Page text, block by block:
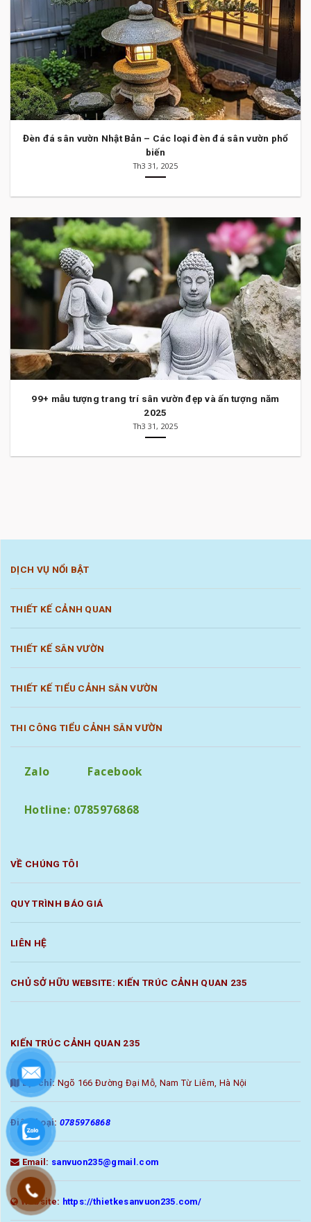
Đèn đá sân vườn Nhật Bản – Các loại đèn đá sân vườn phổ
biến
Th3 31, 2025
99+ mẫu tượng trang trí sân vườn đẹp và ấn tượng năm
2025
Th3 31, 2025
DỊCH VỤ NỔI BẬT
THIẾT KẾ CẢNH QUAN
THIẾT KẾ SÂN VƯỜN
THIẾT KẾ TIỂU CẢNH SÂN VƯỜN
THI CÔNG TIỂU CẢNH SÂN VƯỜN
Zalo Facebook
Hotline: 0785976868
VỀ CHÚNG TÔI
QUY TRÌNH BÁO GIÁ
LIÊN HỆ
CHỦ SỞ HỮU WEBSITE: KIẾN TRÚC CẢNH QUAN 235
KIẾN TRÚC CẢNH QUAN 235
Địa chỉ: Ngõ 166 Đường Đại Mỗ, Nam Từ Liêm, Hà Nội
Điện thoại: 0785976868
Email: sanvuon235@gmail.com
Website: https://thietkesanvuon235.com/